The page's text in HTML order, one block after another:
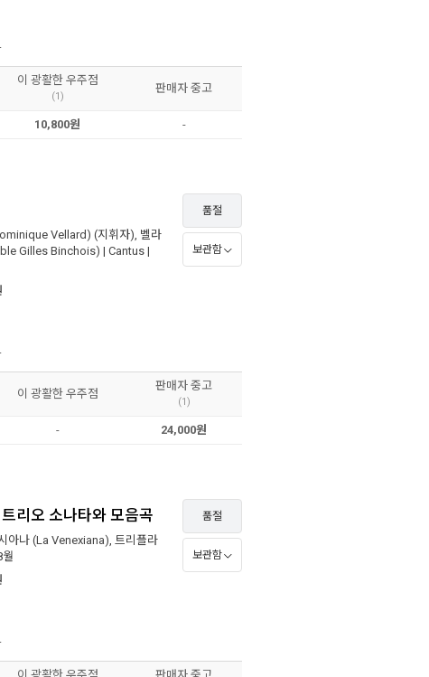
이 광활한 우주점
(1)
판매자 중고
10,800원 -
Vellard) (지휘자), 벨라
Gilles Binchois) | Cantus |
품절
보관함
이 광활한 우주점
판매자 중고
(1)
- 24,000원
리오 소나타와 모음곡
아나 (La Venexiana), 트리플라
품절
보관함